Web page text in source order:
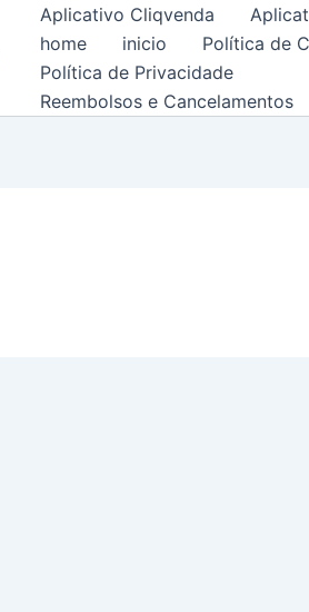
Aplicativo Cliqvenda
home
inicio
Política de
Política de Privacidade
Reembolsos e Cancelamentos